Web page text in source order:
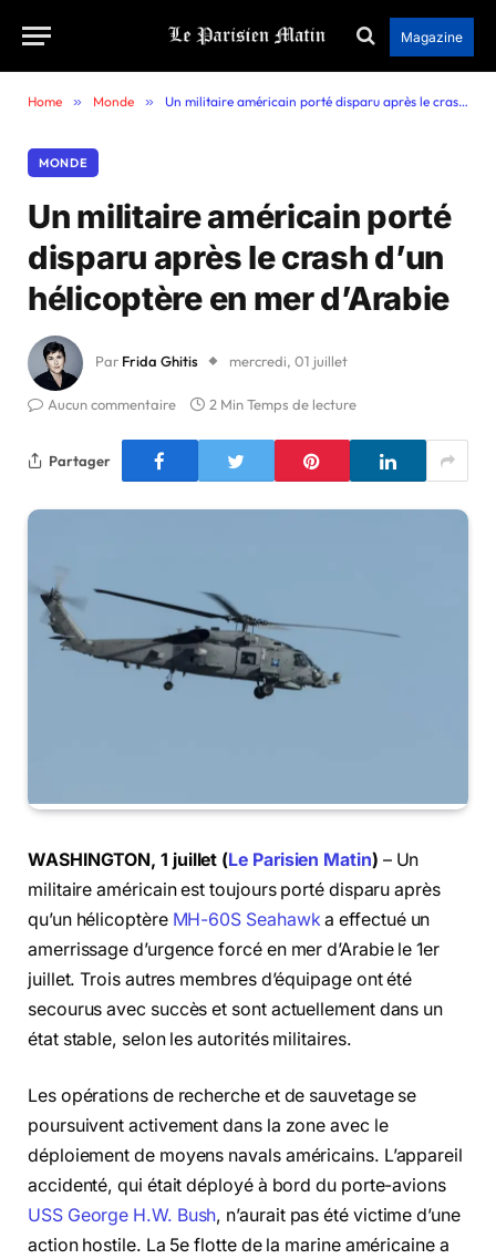
Magazine
Home » Monde » Un militaire américain porté disparu après le crash d’un hélicoptère en mer d’Arabie
MONDE
Un militaire américain porté
disparu après le crash d’un
hélicoptère en mer d’Arabie
Par Frida Ghitis mercredi, 01 juillet
Aucun commentaire 2 Min Temps de lecture
Partager
WASHINGTON, 1 juillet (Le Parisien Matin) – Un
militaire américain est toujours porté disparu après
qu’un hélicoptère MH-60S Seahawk a effectué un
amerrissage d’urgence forcé en mer d’Arabie le 1er
juillet. Trois autres membres d’équipage ont été
secourus avec succès et sont actuellement dans un
état stable, selon les autorités militaires.
Les opérations de recherche et de sauvetage se
poursuivent activement dans la zone avec le
déploiement de moyens navals américains. L’appareil
accidenté, qui était déployé à bord du porte-avions
USS George H.W. Bush, n’aurait pas été victime d’une
action hostile. La 5e flotte de la marine américaine a